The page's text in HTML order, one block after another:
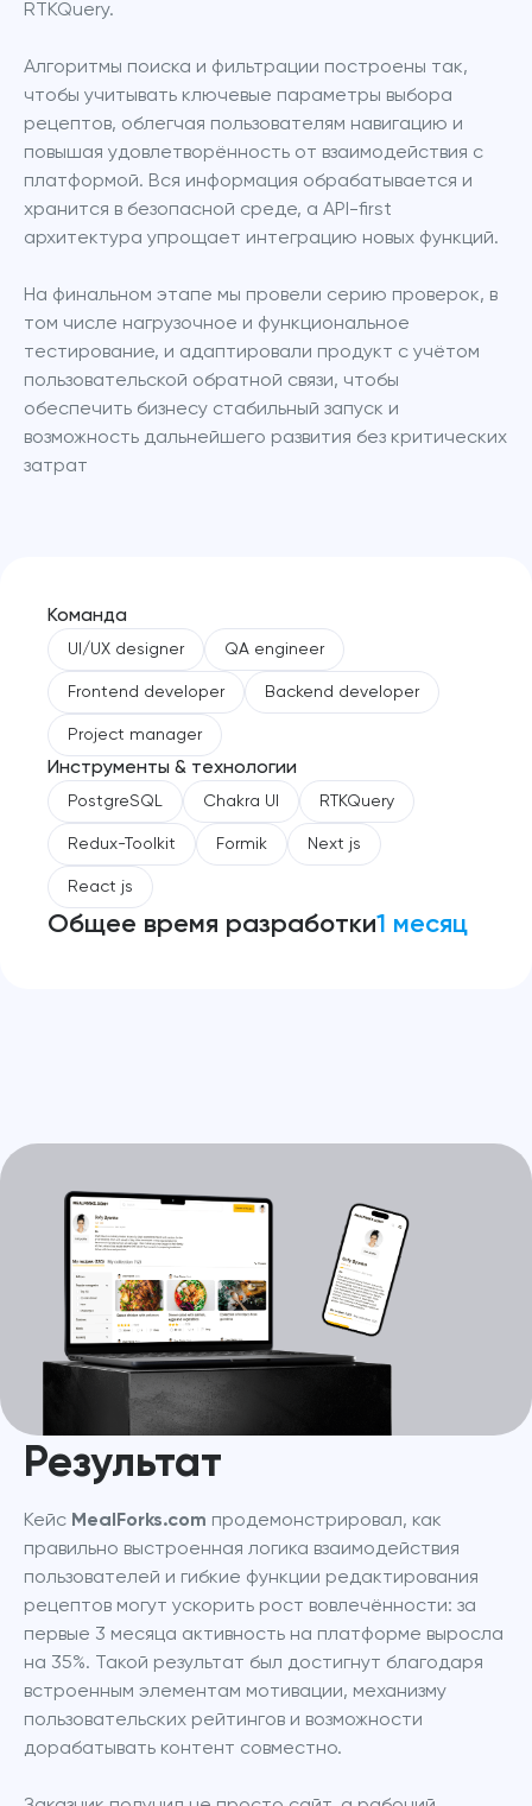
RTKQuery.
Алгоритмы поиска и фильтрации построены так,
чтобы учитывать ключевые параметры выбора
рецептов, облегчая пользователям навигацию и
повышая удовлетворённость от взаимодействия с
платформой. Вся информация обрабатывается и
хранится в безопасной среде, а API-first
архитектура упрощает интеграцию новых функций.
На финальном этапе мы провели серию проверок, в
том числе нагрузочное и функциональное
тестирование, и адаптировали продукт с учётом
пользовательской обратной связи, чтобы
обеспечить бизнесу стабильный запуск и
возможность дальнейшего развития без критических
затрат
Команда
UI/UX designer QA engineer
Frontend developer Backend developer
Project manager
Инструменты & технологии
PostgreSQL Chakra UI RTKQuery
Redux-Toolkit Formik Next js
React js
Общее время разработки1 месяц
Результат
Кейс MealForks.com продемонстрировал, как
правильно выстроенная логика взаимодействия
пользователей и гибкие функции редактирования
рецептов могут ускорить рост вовлечённости: за
первые 3 месяца активность на платформе выросла
на 35%. Такой результат был достигнут благодаря
встроенным элементам мотивации, механизму
пользовательских рейтингов и возможности
дорабатывать контент совместно.